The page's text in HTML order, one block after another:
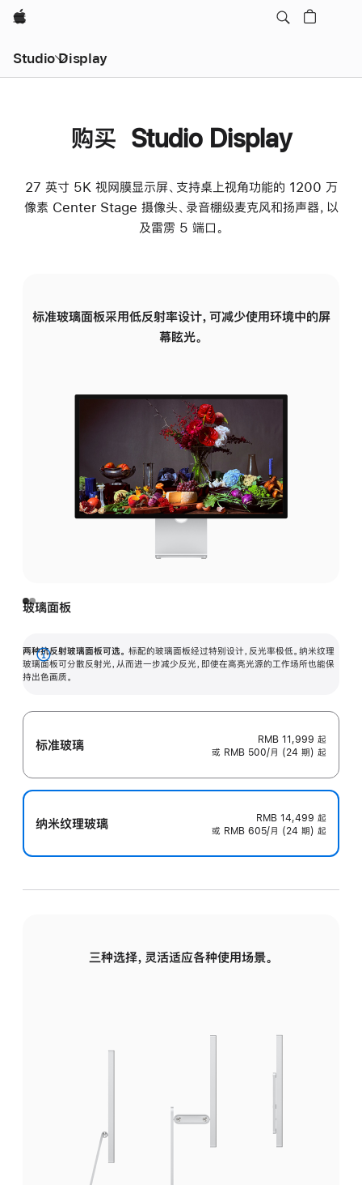
Apple
Studio Display
购买 Studio Display
27 英寸 5K 视网膜显示屏、支持桌上视角功能的 1200 万
像素 Center Stage 摄像头、录音棚级麦克风和扬声器，以
及雷雳 5 端口。
标准玻璃面板采用低反射率设计，可减少使用环境中的屏
幕眩光。
玻璃面板
两种抗反射玻璃面板可选。 标配的玻璃面板经过特别设计，反光率极低。纳米纹理
玻璃面板可分散反射光，从而进一步减少反光，即使在高亮光源的工作场所也能保
持出色画质。
展
开
标准玻璃 RMB 11,999 起
或 RMB 500/月 (24 期) 起
纳米纹理玻璃 RMB 14,499 起
或 RMB 605/月 (24 期) 起
三种选择，灵活适应各种使用场景。